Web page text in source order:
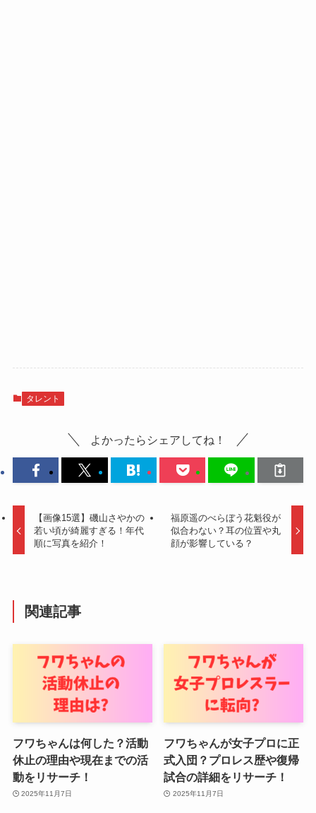
タレント
よかったらシェアしてね！
【画像15選】磯山さやかの
若い頃が綺麗すぎる！年代
順に写真を紹介！
福原遥のべらぼう花魁役が
似合わない？耳の位置や丸
顔が影響している？
関連記事
フワちゃんは何した？活動
休止の理由や現在までの活
動をリサーチ！
2025年11月7日
フワちゃんが女子プロに正
式入団？プロレス歴や復帰
試合の詳細をリサーチ！
2025年11月7日